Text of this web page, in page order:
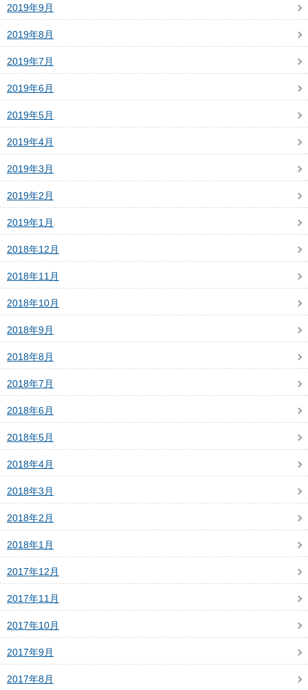
2019年9月
2019年8月
2019年7月
2019年6月
2019年5月
2019年4月
2019年3月
2019年2月
2019年1月
2018年12月
2018年11月
2018年10月
2018年9月
2018年8月
2018年7月
2018年6月
2018年5月
2018年4月
2018年3月
2018年2月
2018年1月
2017年12月
2017年11月
2017年10月
2017年9月
2017年8月